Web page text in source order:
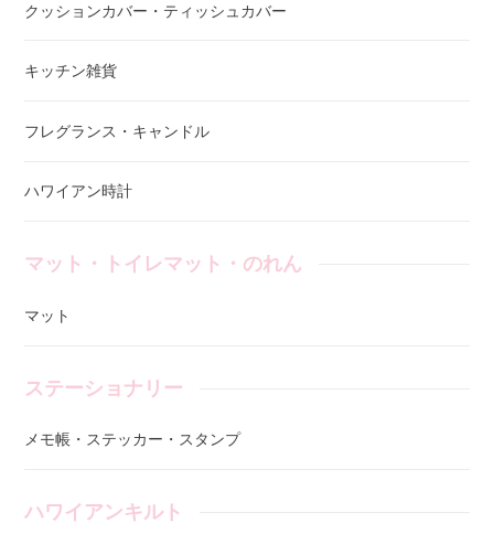
クッションカバー・ティッシュカバー
キッチン雑貨
フレグランス・キャンドル
ハワイアン時計
マット・トイレマット・のれん
マット
ステーショナリー
メモ帳・ステッカー・スタンプ
ハワイアンキルト